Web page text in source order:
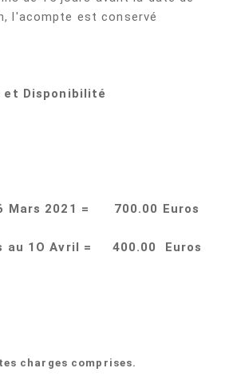
l'acompte est conservé
et Disponibilité
Mars 2021 = 700.00 Euros
au 1O Avril = 400.00 Euros
charges comprises.